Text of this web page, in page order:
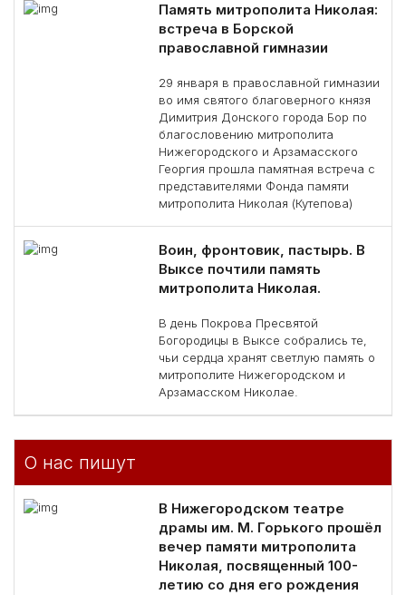
Память митрополита Николая:
встреча в Борской
православной гимназии
29 января в православной гимназии
во имя святого благоверного князя
Димитрия Донского города Бор по
благословению митрополита
Нижегородского и Арзамасского
Георгия прошла памятная встреча с
представителями Фонда памяти
митрополита Николая (Кутепова)
Воин, фронтовик, пастырь. В
Выксе почтили память
митрополита Николая.
В день Покрова Пресвятой
Богородицы в Выксе собрались те,
чьи сердца хранят светлую память о
митрополите Нижегородском и
Арзамасском Николае.
О нас пишут
В Нижегородском театре
драмы им. М. Горького прошёл
вечер памяти митрополита
Николая, посвященный 100-
летию со дня его рождения